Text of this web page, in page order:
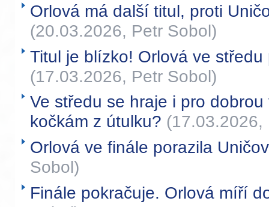
Orlová má další titul, proti
(20.03.2026, Petr Sobol)
Titul je blízko! Orlová ve
(17.03.2026, Petr Sobol)
Ve středu se hraje i pro
kočkám z útulku? (17.03.2026,
Orlová ve finále porazila
Sobol)
Finále pokračuje. Orlová míří